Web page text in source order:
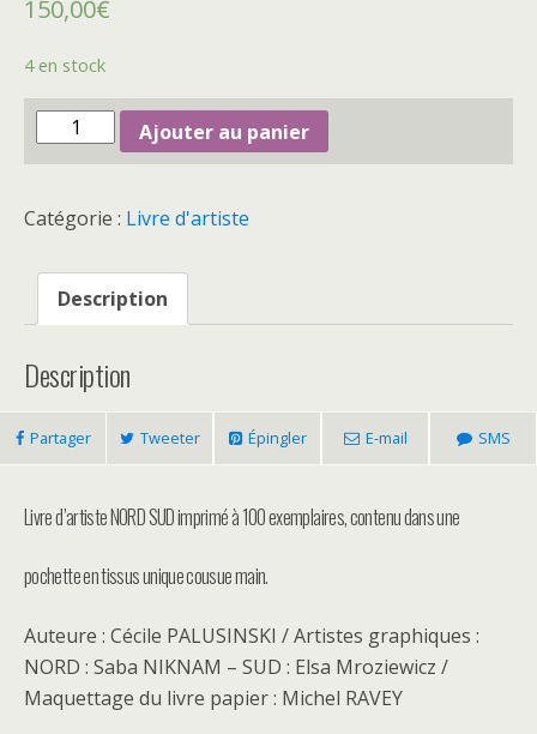
150,00€
4 en stock
quantité
SUD
Ajouter au panier
Catégorie : Livre d'artiste
Description
Description
Partager Tweeter Épingler E-mail SMS
Livre d’artiste NORD SUD imprimé à 100 exemplaires, contenu dans une
pochette en tissus unique cousue main.
Auteure : Cécile PALUSINSKI / Artistes graphiques :
NORD : Saba NIKNAM – SUD : Elsa Mroziewicz /
Maquettage du livre papier : Michel RAVEY